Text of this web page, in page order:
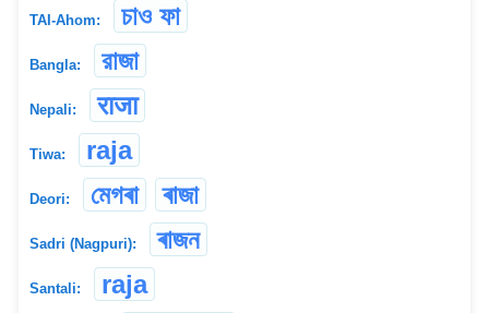
TAI-Ahom: চাও ফা
Bangla: রাজা
Nepali: राजा
Tiwa: raja
Deori: মেগৰা ৰাজা
Sadri (Nagpuri): ৰাজন
Santali: raja